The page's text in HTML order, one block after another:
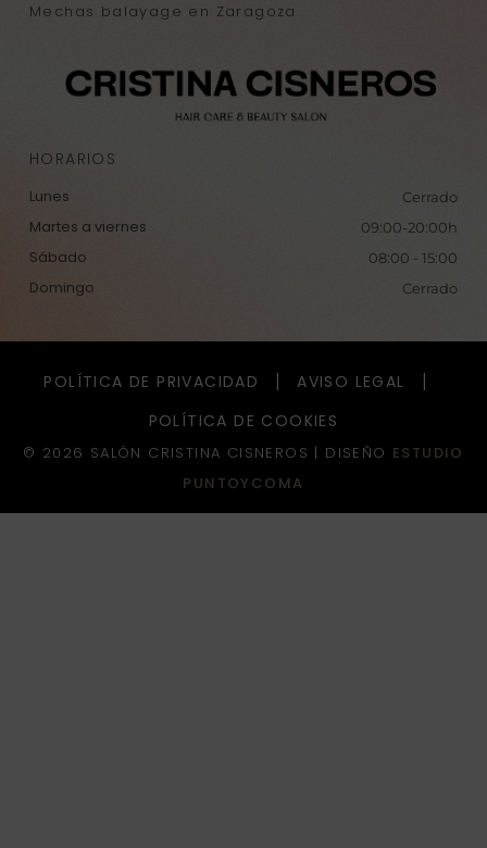
Mechas balayage en Zaragoza
HORARIOS
Lunes Cerrado
Martes a viernes 09:00-20:00h
Sábado 08:00 - 15:00
Domingo Cerrado
POLÍTICA DE PRIVACIDAD
AVISO LEGAL
POLÍTICA DE COOKIES
© 2026 SALÓN CRISTINA CISNEROS | DISEÑO ESTUDIO
PUNTOYCOMA